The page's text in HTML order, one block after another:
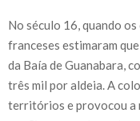
No século 16, quando
franceses estimaram
da Baía de Guanabara,
três mil por aldeia. A
territórios e provocou a